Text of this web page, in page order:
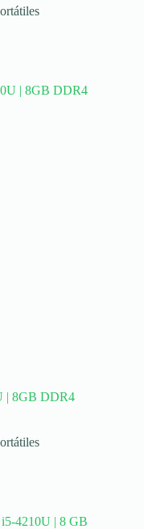
| 8GB DDR4